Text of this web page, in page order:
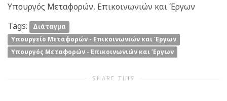
Υπουργός Μεταφορών, Επικοινωνιών και Έργων
Tags:
Διάταγμα
Υπουργείο Μεταφορών - Επικοινωνιών και Έργων
Υπουργός Μεταφορών - Επικοινωνιών και Έργων
SHARE THIS